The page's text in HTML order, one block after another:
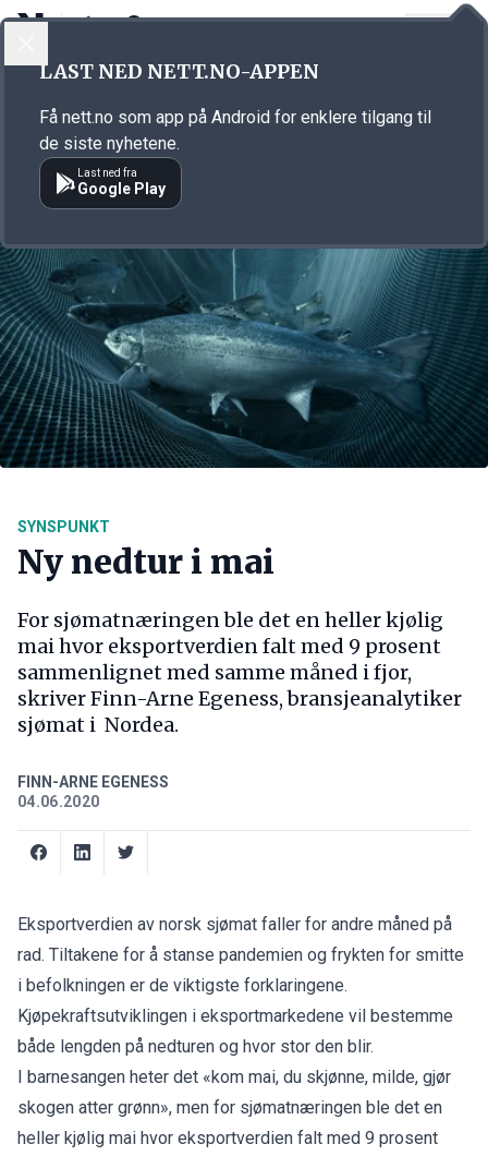
Annonsørinnhold
SYNSPUNKT
Ny nedtur i mai
For sjømatnæringen ble det en heller kjølig
mai hvor eksportverdien falt med 9 prosent
sammenlignet med samme måned i fjor,
skriver Finn-Arne Egeness, bransjeanalytiker
sjømat i Nordea.
FINN-ARNE EGENESS
04.06.2020
Eksportverdien av norsk sjømat faller for andre måned på
rad. Tiltakene for å stanse pandemien og frykten for smitte
i befolkningen er de viktigste forklaringene.
Kjøpekraftsutviklingen i eksportmarkedene vil bestemme
både lengden på nedturen og hvor stor den blir.
I barnesangen heter det «kom mai, du skjønne, milde, gjør
skogen atter grønn», men for sjømatnæringen ble det en
heller kjølig mai hvor eksportverdien falt med 9 prosent
LAST NED NETT.NO-APPEN
Få nett.no som app på Android for enklere tilgang til
de siste nyhetene.
Last ned fra
Google Play